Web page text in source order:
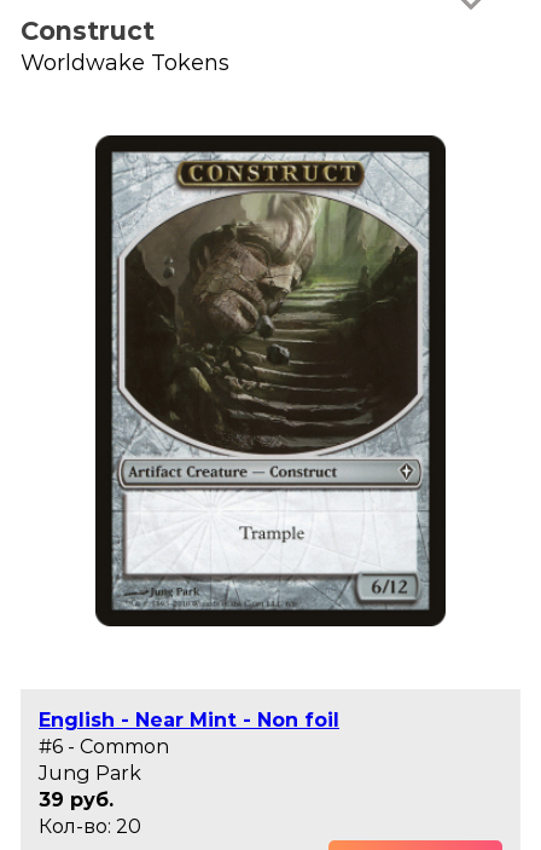
Construct
Worldwake Tokens
English - Near Mint - Non foil
#6 - Common
Jung Park
39 руб.
Кол-во: 20